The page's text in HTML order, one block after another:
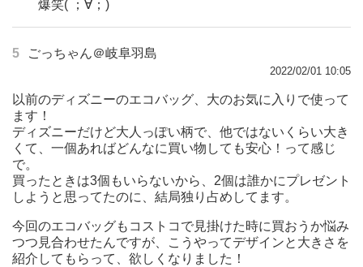
爆笑( ；∀；)
5 ごっちゃん＠岐阜羽島
2022/02/01 10:05
以前のディズニーのエコバッグ、大のお気に入りで使って
ます！
ディズニーだけど大人っぽい柄で、他ではないくらい大き
くて、一個あればどんなに買い物しても安心！って感じ
で。
買ったときは3個もいらないから、2個は誰かにプレゼント
しようと思ってたのに、結局独り占めしてます。
今回のエコバッグもコストコで見掛けた時に買おうか悩み
つつ見合わせたんですが、こうやってデザインと大きさを
紹介してもらって、欲しくなりました！